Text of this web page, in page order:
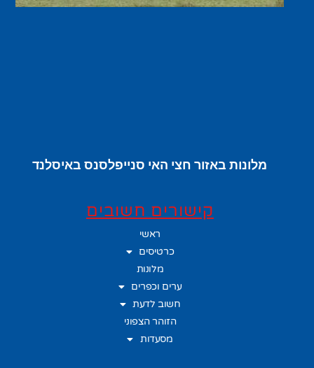
מלונות באזור חצי האי סנייפלסנס באיסלנד
קישורים חשובים
ראשי
כרטיסים
מלונות
ערים וכפרים
חשוב לדעת
הזוהר הצפוני
מסעדות